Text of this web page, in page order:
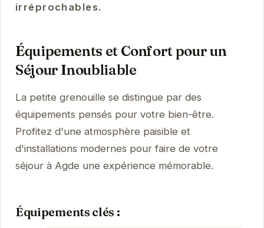
irréprochables.
Équipements et Confort pour un
Séjour Inoubliable
La petite grenouille se distingue par des
équipements pensés pour votre bien-être.
Profitez d'une atmosphère paisible et
d'installations modernes pour faire de votre
séjour à Agde une expérience mémorable.
Équipements clés :